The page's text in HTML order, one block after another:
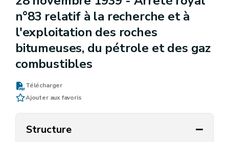
n°83 relatif à la recherche et à
l'exploitation des roches
bitumeuses, du pétrole et des gaz
combustibles
Télécharger
Ajouter aux favoris
Structure